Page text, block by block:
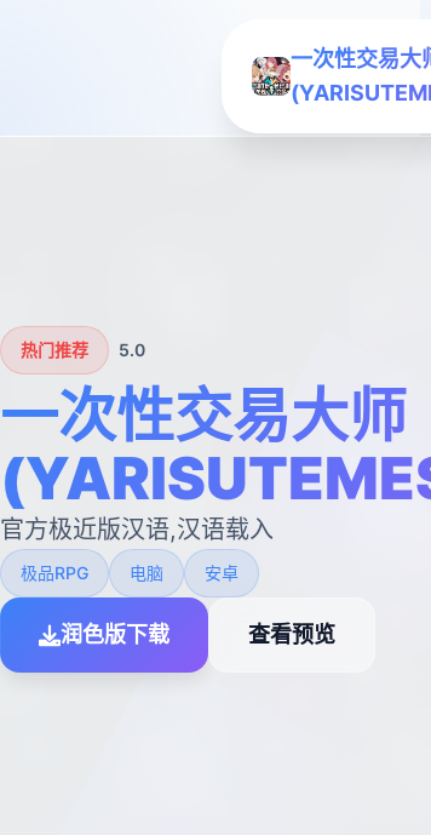
一次性交易大
热门推荐 5.0
一次性交易大师
官方极近版汉语,汉语载入
极品RPG 电脑 安卓
润色版下载 查看预览